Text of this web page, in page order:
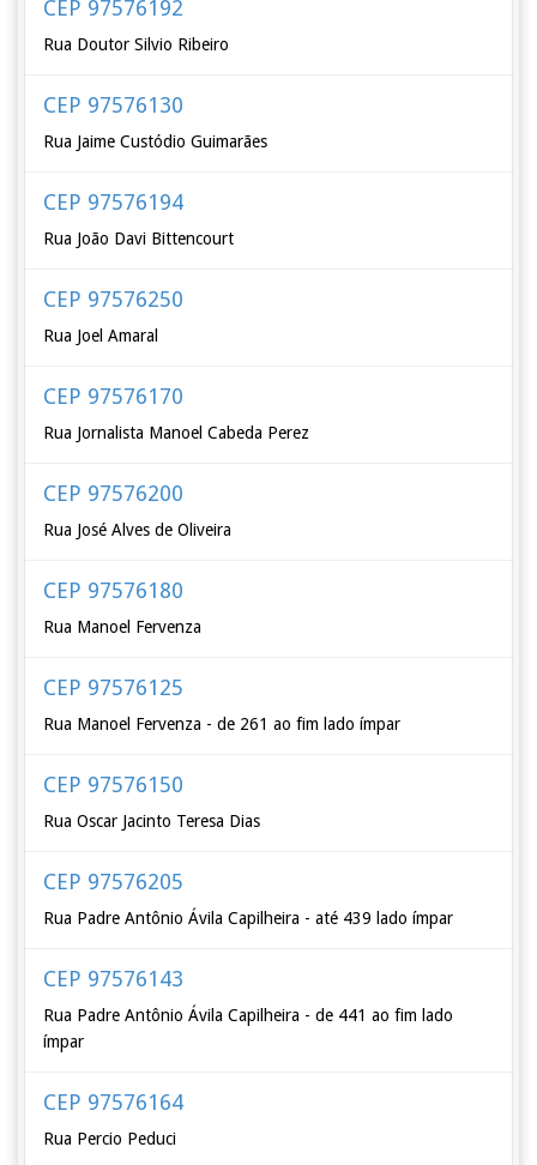
CEP 97576192
Rua Doutor Silvio Ribeiro
CEP 97576130
Rua Jaime Custódio Guimarães
CEP 97576194
Rua João Davi Bittencourt
CEP 97576250
Rua Joel Amaral
CEP 97576170
Rua Jornalista Manoel Cabeda Perez
CEP 97576200
Rua José Alves de Oliveira
CEP 97576180
Rua Manoel Fervenza
CEP 97576125
Rua Manoel Fervenza - de 261 ao fim lado ímpar
CEP 97576150
Rua Oscar Jacinto Teresa Dias
CEP 97576205
Rua Padre Antônio Ávila Capilheira - até 439 lado ímpar
CEP 97576143
Rua Padre Antônio Ávila Capilheira - de 441 ao fim lado
ímpar
CEP 97576164
Rua Percio Peduci